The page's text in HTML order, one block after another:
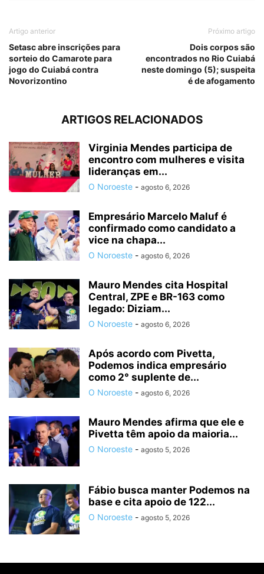
Artigo anterior
Setasc abre inscrições para
sorteio do Camarote para
jogo do Cuiabá contra
Novorizontino
Próximo artigo
Dois corpos são
encontrados no Rio Cuiabá
neste domingo (5); suspeita
é de afogamento
ARTIGOS RELACIONADOS
Virginia Mendes participa de
encontro com mulheres e visita
lideranças em...
O Noroeste - agosto 6, 2026
Empresário Marcelo Maluf é
confirmado como candidato a
vice na chapa...
O Noroeste - agosto 6, 2026
Mauro Mendes cita Hospital
Central, ZPE e BR-163 como
legado: Diziam...
O Noroeste - agosto 6, 2026
Após acordo com Pivetta,
Podemos indica empresário
como 2° suplente de...
O Noroeste - agosto 6, 2026
Mauro Mendes afirma que ele e
Pivetta têm apoio da maioria...
O Noroeste - agosto 5, 2026
Fábio busca manter Podemos na
base e cita apoio de 122...
O Noroeste - agosto 5, 2026